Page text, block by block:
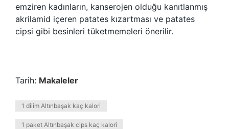
emziren kadınların, kanserojen olduğu kanıtlanmış
akrilamid içeren patates kızartması ve patates
cipsi gibi besinleri tüketmemeleri önerilir.
Tarih: Makaleler
1 dilim Altınbaşak kaç kalori
1 paket Altınbaşak cips kaç kalori